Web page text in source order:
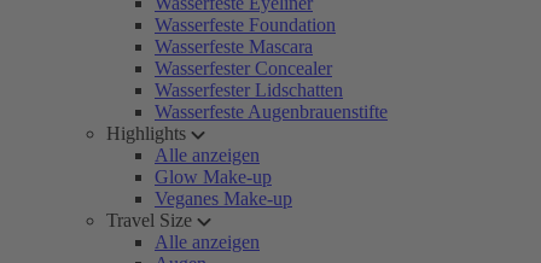
Wasserfeste Foundation
Wasserfeste Mascara
Wasserfester Concealer
Wasserfester Lidschatten
Wasserfeste Augenbrauenstifte
Highlights
Alle anzeigen
Glow Make-up
Veganes Make-up
Travel Size
Alle anzeigen